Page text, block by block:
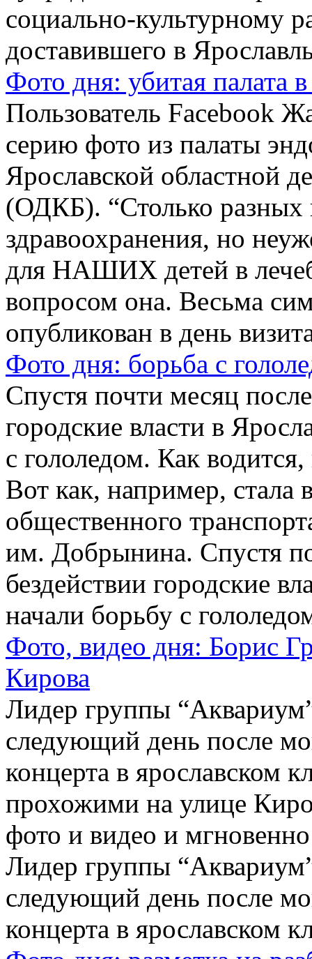
социально-культурному
доставившего в
Фото дня: убитая палата
Пользователь Facebook
серию фото из палаты
Ярославской областной
(ОДКБ). “Столько разных
здравоохранения, но
для НАШИХ детей в
вопросом она. Весьма
опубликован в день
Фото дня: борьба с
Спустя почти месяц
городские власти в
с гололедом. Как
Вот как, например, стала
общественного
им. Добрынина. Спустя
бездействии городские
начали борьбу с
Фото, видео дня: Борис
Кирова
Лидер группы
следующий день после
концерта в ярославском
прохожими на улице
фото и видео и
Лидер группы
следующий день после
концерта в ярославском